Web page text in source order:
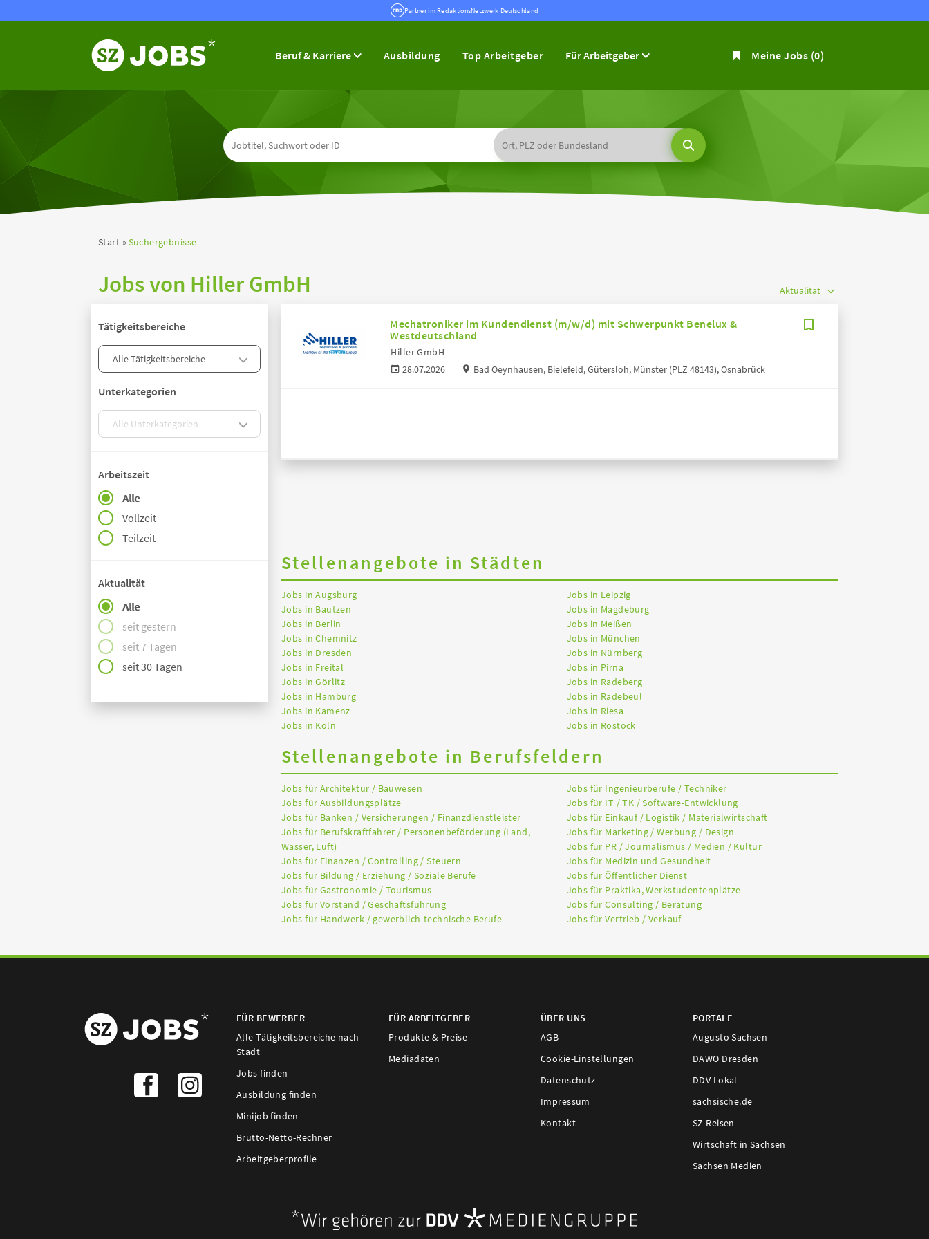
Partner im RedaktionsNetzwerk Deutschland
Beruf & Karriere Ausbildung Top Arbeitgeber Für Arbeitgeber Meine Jobs (0)
Start Suchergebnisse
Jobs von Hiller GmbH
Tätigkeitsbereiche
Unterkategorien
Arbeitszeit
Alle
Vollzeit
Teilzeit
Aktualität
Alle
seit gestern
seit 7 Tagen
seit 30 Tagen
Mechatroniker im Kundendienst (m/w/d) mit Schwerpunkt Benelux &
Westdeutschland
28.07.2026
Hiller GmbH
Bad Oeynhausen, Bielefeld, Gütersloh, Münster (PLZ 48143), Osnabrück
Stellenangebote in Städten
Jobs in Augsburg
Jobs in Bautzen
Jobs in Berlin
Jobs in Chemnitz
Jobs in Dresden
Jobs in Freital
Jobs in Görlitz
Jobs in Hamburg
Jobs in Kamenz
Jobs in Köln
Jobs in Leipzig
Jobs in Magdeburg
Jobs in Meißen
Jobs in München
Jobs in Nürnberg
Jobs in Pirna
Jobs in Radeberg
Jobs in Radebeul
Jobs in Riesa
Jobs in Rostock
Stellenangebote in Berufsfeldern
Jobs für Architektur / Bauwesen
Jobs für Ausbildungsplätze
Jobs für Banken / Versicherungen / Finanzdienstleister
Jobs für Berufskraftfahrer / Personenbeförderung (Land,
Wasser, Luft)
Jobs für Finanzen / Controlling / Steuern
Jobs für Bildung / Erziehung / Soziale Berufe
Jobs für Gastronomie / Tourismus
Jobs für Vorstand / Geschäftsführung
Jobs für Handwerk / gewerblich-technische Berufe
Jobs für Ingenieurberufe / Techniker
Jobs für IT / TK / Software-Entwicklung
Jobs für Einkauf / Logistik / Materialwirtschaft
Jobs für Marketing / Werbung / Design
Jobs für PR / Journalismus / Medien / Kultur
Jobs für Medizin und Gesundheit
Jobs für Öffentlicher Dienst
Jobs für Praktika, Werkstudentenplätze
Jobs für Consulting / Beratung
Jobs für Vertrieb / Verkauf
FÜR BEWERBER
Alle Tätigkeitsbereiche nach
Stadt
Jobs finden
Ausbildung finden
Minijob finden
Brutto-Netto-Rechner
Arbeitgeberprofile
FÜR ARBEITGEBER
Produkte & Preise
Mediadaten
ÜBER UNS
AGB
Cookie-Einstellungen
Datenschutz
Impressum
Kontakt
PORTALE
Augusto Sachsen
DAWO Dresden
DDV Lokal
sächsische.de
SZ Reisen
Wirtschaft in Sachsen
Sachsen Medien